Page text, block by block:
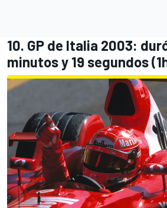
10. GP de Italia 2003:
minutos y 19 segundos